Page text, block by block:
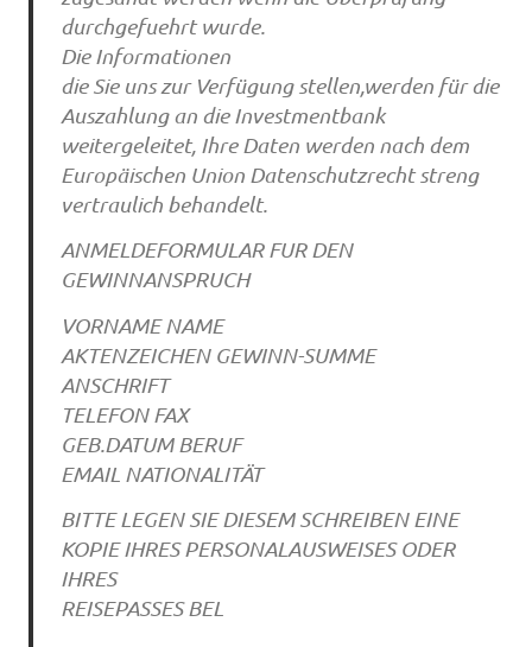
durchgefuehrt wurde.
Die Informationen
die Sie uns zur Verfügung stellen,werden für die
Auszahlung an die Investmentbank
weitergeleitet, Ihre Daten werden nach dem
Europäischen Union Datenschutzrecht streng
vertraulich behandelt.
ANMELDEFORMULAR FUR DEN
GEWINNANSPRUCH
VORNAME NAME
AKTENZEICHEN GEWINN-SUMME
ANSCHRIFT
TELEFON FAX
GEB.DATUM BERUF
EMAIL NATIONALITÄT
BITTE LEGEN SIE DIESEM SCHREIBEN EINE
KOPIE IHRES PERSONALAUSWEISES ODER
IHRES
REISEPASSES BEL